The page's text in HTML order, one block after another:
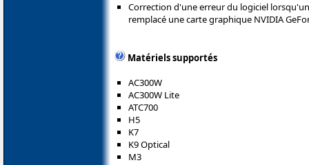
Correction d'une erreur du logiciel
remplacé une carte graphique NVIDIA
Matériels supportés
AC300W
AC300W Lite
ATC700
H5
K7
K9 Optical
M3